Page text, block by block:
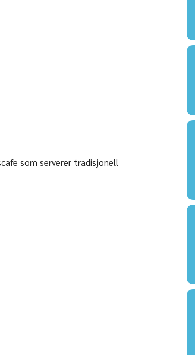
som serverer tradisjonell